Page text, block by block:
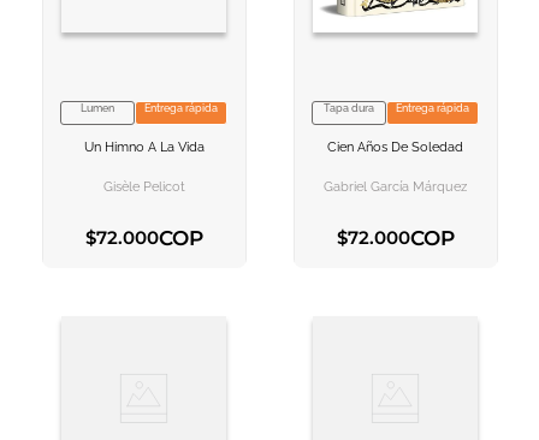
VER INFORMACION
Lumen Entrega rápida
Un Himno A La Vida
Gisèle Pelicot
$72.000COP
VER INFORMACION
Tapa dura Entrega rápida
Cien Años De Soledad
Gabriel García Márquez
$72.000COP